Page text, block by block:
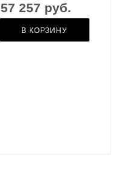
57 257 руб.
В КОРЗИНУ